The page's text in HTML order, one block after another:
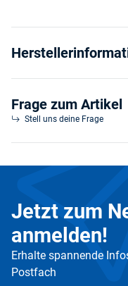
Frage zum Artikel
Stell uns deine Frage
Jetzt zum
anmelden!
Erhalte spannende
Postfach